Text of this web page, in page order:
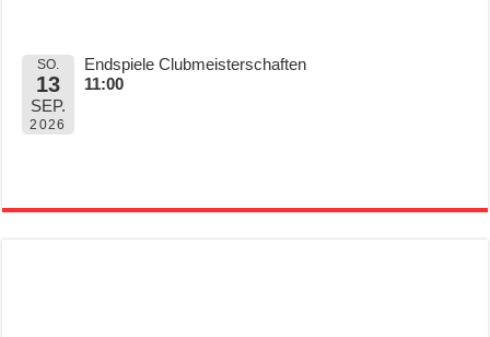
SO.
13
SEP.
2026
Endspiele Clubmeisterschaften
11:00